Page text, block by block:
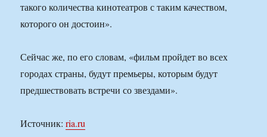
такого количества кинотеатров с таким качеством,
которого он достоин».
Сейчас же, по его словам, «фильм пройдет во всех
городах страны, будут премьеры, которым будут
предшествовать встречи со звездами».
Источник:ria.ru